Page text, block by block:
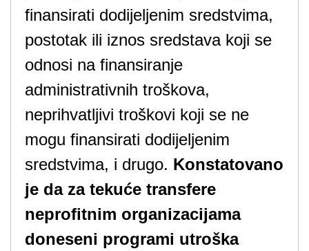
finansirati dodijeljenim sredstvima,
postotak ili iznos sredstava koji se
odnosi na finansiranje
administrativnih troškova,
neprihvatljivi troškovi koji se ne
mogu finansirati dodijeljenim
sredstvima, i drugo. Konstatovano
je da za tekuće transfere
neprofitnim organizacijama
doneseni programi utroška